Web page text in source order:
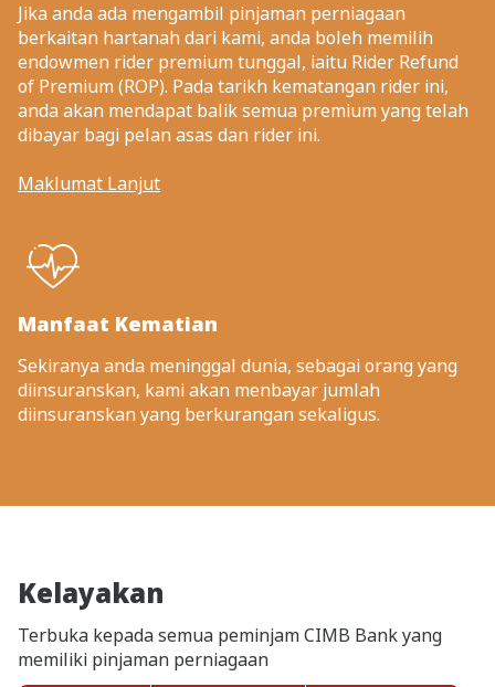
Jika anda ada mengambil pinjaman perniagaan
berkaitan hartanah dari kami, anda boleh memilih
endowmen rider premium tunggal, iaitu Rider Refund
of Premium (ROP). Pada tarikh kematangan rider ini,
anda akan mendapat balik semua premium yang telah
dibayar bagi pelan asas dan rider ini.
Maklumat Lanjut
Manfaat Kematian
Sekiranya anda meninggal dunia, sebagai orang yang
diinsuranskan, kami akan menbayar jumlah
diinsuranskan yang berkurangan sekaligus.
Kelayakan
Terbuka kepada semua peminjam CIMB Bank yang
memiliki pinjaman perniagaan